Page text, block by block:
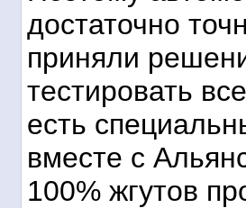
достаточно
приняли
тестировать
есть
вместе с
100% жгутов